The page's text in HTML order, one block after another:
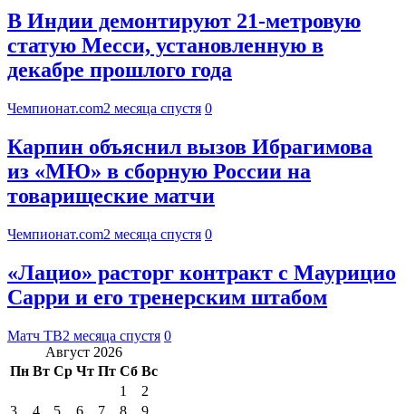
В Индии демонтируют 21-метровую
статую Месси, установленную в
декабре прошлого года
Чемпионат.com2 месяца спустя 0
Карпин объяснил вызов Ибрагимова
из «МЮ» в сборную России на
товарищеские матчи
Чемпионат.com2 месяца спустя 0
«Лацио» расторг контракт с Маурицио
Сарри и его тренерским штабом
Матч ТВ2 месяца спустя 0
Август 2026
Пн Вт Ср Чт Пт Сб Вс
1
2
3
4 5 6 7 8
9